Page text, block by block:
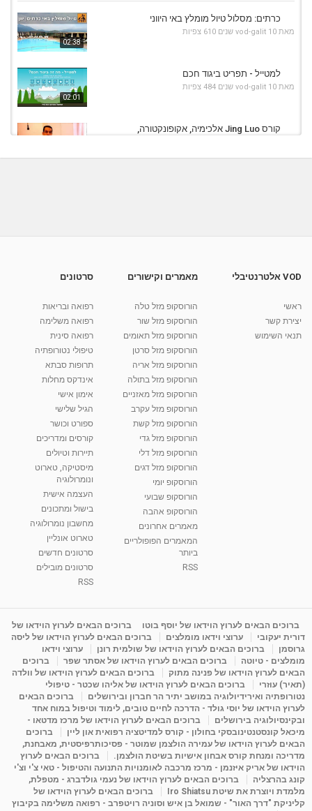
02:38
כרתים: מסלול טיול מומלץ באי היווני
מאת vod-galit 10 שנים 610 צפיות
02:01
למטייל - תפריט ביגוד חכם
מאת vod-galit 10 שנים 484 צפיות
קורס Jing Luo אלכימיה, אקופונקטורה,
מאת vod-galit 10 שנים
10:17
קרין גורן - העוגה המתגלצ’ת ללא קמח
38.5k צפיות
01:37
יוסי שר - מתמחה בשיטת אלכסנדר וטאי צ'י
2,734 צפיות
01:46
רנה רז-גילו -טיפול אנרגטי ויעוץ רוחני - נומרולוגית
2,309 צפיות
05:37
סודות בתאריך הלידה, משמעות חודש הלידה -
ינואר זינה ליבשיץ נומרולוגית
ליסה גרוסמן - המרכז לאימון התנהגותי - קשב
09:12
מדיטציה בדמיון מודרך - היכרות עם האני הפנימי
מאת admin 11 שנים 3,644 צפיות
פנינה מתוק - מרכז "נתיב הלב" בהרצליה-
מדיטציה-התחדשות
Shahar-vod
VOD אלטרנטיבלי
ראשי
יצירת קשר
תנאי השימוש
מאמרים וקישורים
הורוסקופ מזל טלה
הורוסקופ מזל שור
הורוסקופ מזל תאומים
הורוסקופ מזל סרטן
הורוסקופ מזל אריה
הורוסקופ מזל בתולה
הורוסקופ מזל מאזניים
הורוסקופ מזל עקרב
הורוסקופ מזל קשת
הורוסקופ מזל גדי
הורוסקופ מזל דלי
הורוסקופ מזל דגים
הורוסקופ יומי
הורוסקופ שבועי
הורוסקופ אהבה
מאמרים אחרונים
המאמרים הפופולריים
ביותר
RSS
סרטונים
רפואה ובריאות
רפואה משלימה
רפואה סינית
טיפולי נטורופתיה
תרופות סבתא
אינדקס מחלות
אימון אישי
הגיל שלישי
ספורט וכושר
קורסים ומדריכים
תיירות וטיולים
מיסטיקה, טארוט
ונומרולוגיה
העצמה אישית
בישול ומתכונים
מחשבון נומרולוגיה
טארוט אונליין
סרטונים חדשים
סרטונים מובילים
RSS
ברוכים הבאים לערוץ הוידאו של יוסף בוטו
ברוכים הבאים לערוץ הוידאו של
דורית יעקובי
ערוצי וידאו מומלצים
ברוכים הבאים לערוץ הוידאו של ליסה
גרוסמן
ברוכים הבאים לערוץ הוידאו של שולמית רונן
ערוצי וידאו
מומלצים - טיוטה
ברוכים הבאים לערוץ הוידאו של אסתר שפר
ברוכים
הבאים לערוץ הוידאו של פנינה מתוק
ברוכים הבאים לערוץ הוידאו של וולדה
(תאיר) עוזרי
ברוכים הבאים לערוץ הוידאו של אליהו שכטר - טיפולי
נטורופתיה ואירידיולוגיה במושב יתיר הר חברון ובירושלים
ברוכים הבאים
לערוץ הוידאו של יוסי גולד - הדרכה לחיים טובים, לימוד וטיפול במוח אחד
ובקינסיולוגיה בירושלים
ברוכים הבאים לערוץ הוידאו של מרכז מדטאו -
מיכאל קונסטנטינובסקי בחולון - קורס למדיטציה רפואית און ליין
ברוכים
הבאים לערוץ הוידאו של עמירה הולצמן שמוטר - פסיכותרפיסטית, מאבחנת,
מדריכה ומנחת קורס אבחון אישיות בשיטת הולצמן.
ברוכים הבאים לערוץ
הוידאו של אריק איזנמן - מרכז מרכבה לאומנויות התנועה והטיפול - טאי צ'י וצ'י
קונג בהרצליה
ברוכים הבאים לערוץ הוידאו של נעמי גולדברג - מטפלת,
מלמדת ויוצרת את שיטת Iro Shiatsu
ברוכים הבאים לערוץ הוידאו של
קליניקת "דרך האור" - שמואל בן איש וסוניה רויטפרב - רפואה משלימה בקיבוץ